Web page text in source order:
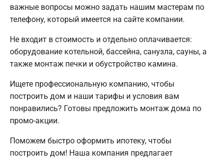
важные вопросы можно задать нашим мастерам по
телефону, который имеется на сайте компании.
Не входит в стоимость и отдельно оплачивается:
оборудование котельной, бассейна, санузла, сауны, а
также монтаж печки и обустройство камина.
Ищете профессиональную компанию, чтобы
построить дом и наши тарифы и условия вам
понравились? Готовы предложить монтаж дома по
промо-акции.
Поможем быстро оформить ипотеку, чтобы
построить дом! Наша компания предлагает